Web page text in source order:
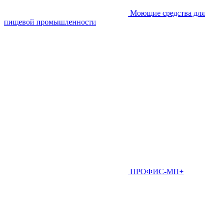
Моющие средства для
пищевой промышленности
ПРОФИС-МП+